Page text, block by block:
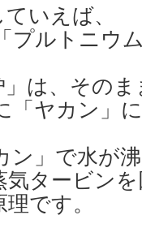
いえば、
プルトニウ
」は、その
「ヤカン」
ン」で水が
気タービン
です。